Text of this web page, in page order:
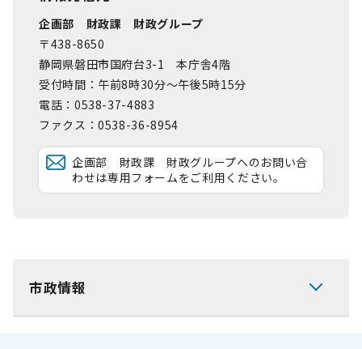
企画部 財政課 財政グループ
〒438-8650
静岡県磐田市国府台3-1 本庁舎4階
受付時間：午前8時30分～午後5時15分
電話：0538-37-4883
ファクス：0538-36-8954
企画部 財政課 財政グループへのお問い合
わせは専用フォームをご利用ください。
市政情報